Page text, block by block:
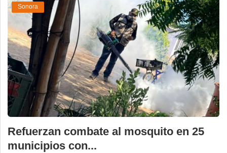
Sonora
Refuerzan combate al mosquito en 25
municipios con...